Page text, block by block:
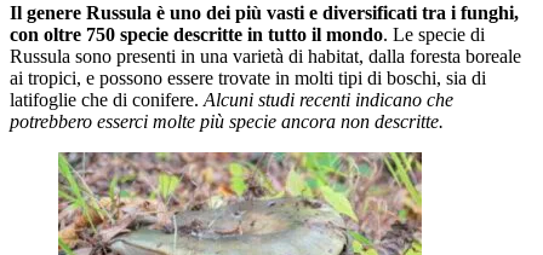
Il genere Russula è uno dei più vasti e diversificati tra i funghi,
con oltre 750 specie descritte in tutto il mondo. Le specie di
Russula sono presenti in una varietà di habitat, dalla foresta boreale
ai tropici, e possono essere trovate in molti tipi di boschi, sia di
latifoglie che di conifere. Alcuni studi recenti indicano che
potrebbero esserci molte più specie ancora non descritte.